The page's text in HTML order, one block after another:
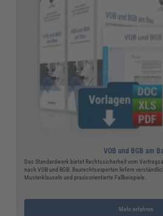
VOB und BGB am
Das Standardwerk bietet Rechtssicherheit vom
nach VOB und BGB. Baurechtsexperten liefern
Musterklauseln und praxisorientierte Fallbeispiele.
Mehr erfahren